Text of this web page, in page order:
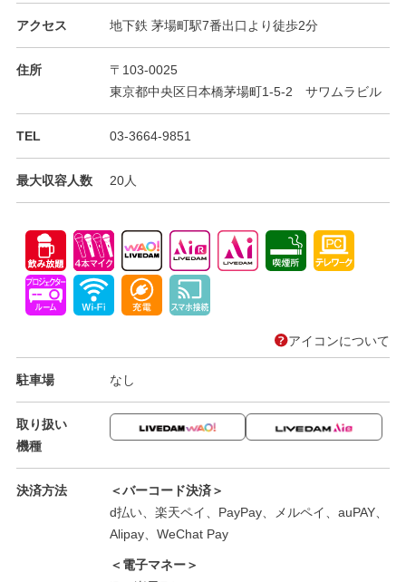
アクセス 地下鉄 茅場町駅7番出口より徒歩2分
住所
〒103-0025
東京都中央区日本橋茅場町1-5-2 サワムラビル
TEL 03-3664-9851
最大収容人数 20人
アイコンについて
駐車場 なし
取り扱い
機種
決済方法
＜バーコード決済＞
d払い、楽天ペイ、PayPay、メルペイ、auPAY、
Alipay、WeChat Pay
＜電子マネー＞